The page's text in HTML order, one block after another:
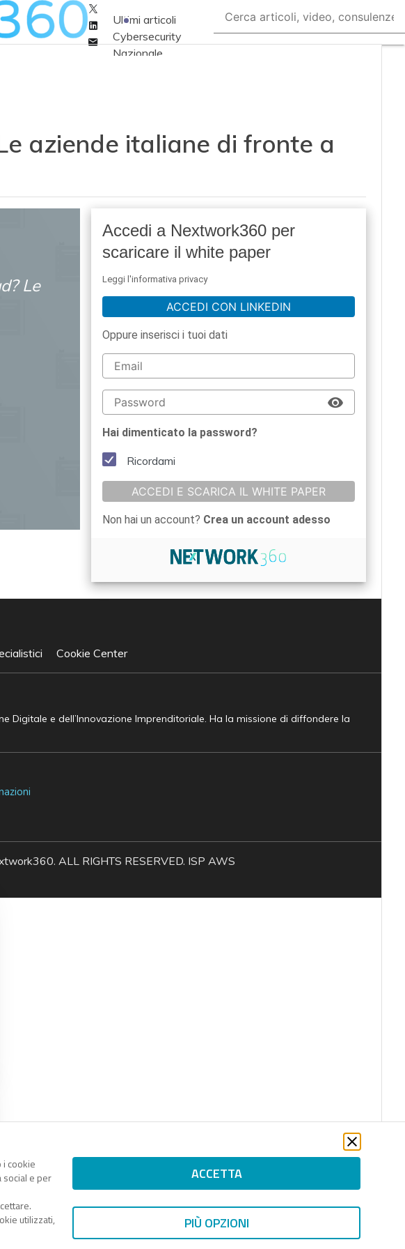
Linkedin
Email
Ultimi articoli
Cybersecurity
Nazionale
Soluzioni aziendali
Corsi cybersecurity
Chi siamo
aziende italiane di fronte a
Le
Accedi a Nextwork360 per
scaricare il white paper
Leggi l'informativa privacy
ACCEDI CON LINKEDIN
Oppure inserisci i tuoi dati
Hai dimenticato la password?
Ricordami
ACCEDI E SCARICA IL WHITE PAPER
Non hai un account? Crea un account adesso
i cookie
e per
utilizzati,
ACCETTA
PIÙ OPZIONI
Cookie Center
e dell’Innovazione Imprenditoriale. Ha la missione di diffondere la
ALL RIGHTS RESERVED. ISP AWS